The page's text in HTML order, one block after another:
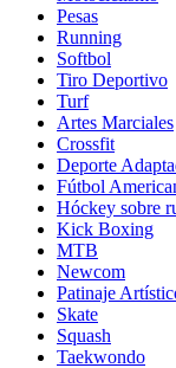
Pesas
Running
Softbol
Tiro Deportivo
Turf
Artes Marciales
Crossfit
Deporte
Fútbol
Hóckey sobre
Kick Boxing
MTB
Newcom
Patinaje
Skate
Squash
Taekwondo